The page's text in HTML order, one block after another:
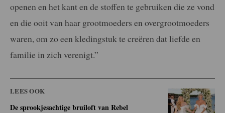
openen en het kant en de stoffen te gebruiken die ze vond
en die ooit van haar grootmoeders en overgrootmoeders
waren, om zo een kledingstuk te creëren dat liefde en
familie in zich verenigt.”
LEES OOK
De sprookjesachtige bruiloft van Rebel